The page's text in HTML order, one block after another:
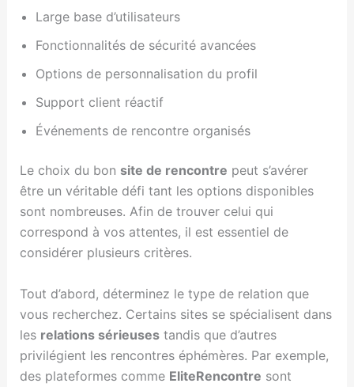
Large base d’utilisateurs
Fonctionnalités de sécurité avancées
Options de personnalisation du profil
Support client réactif
Événements de rencontre organisés
Le choix du bon site de rencontre peut s’avérer
être un véritable défi tant les options disponibles
sont nombreuses. Afin de trouver celui qui
correspond à vos attentes, il est essentiel de
considérer plusieurs critères.
Tout d’abord, déterminez le type de relation que
vous recherchez. Certains sites se spécialisent dans
les relations sérieusestandis que d’autres
privilégient les rencontres éphémères. Par exemple,
des plateformes comme EliteRencontre sont